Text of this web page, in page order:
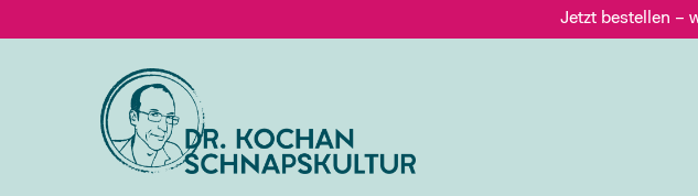
Jetzt bestellen –
Versand nur
Jetzt bestellen –